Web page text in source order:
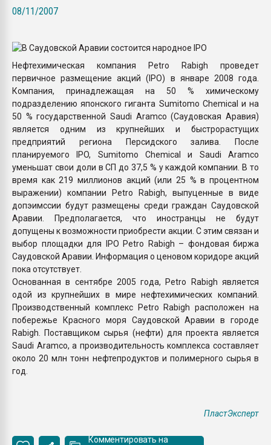
ПЕРЕЙТИ НА
08/11/2007
Нефтехимическая компания Petro Rabigh проведет
первичное размещение акций (IPO) в январе 2008 года.
Компания, принадлежащая на 50 % химическому
подразделению японского гиганта Sumitomo Chemical и на
50 % государственной Saudi Aramco (Саудовская Аравия)
является одним из крупнейших и быстрорастущих
предприятий региона Персидского залива. После
планируемого IPO, Sumitomo Chemical и Saudi Aramco
уменьшат свои доли в СП до 37,5 % у каждой компании. В то
время как 219 миллионов акций (или 25 % в процентном
выражении) компании Petro Rabigh, выпуценные в виде
допэимссии будут размещены среди граждан Саудовской
Аравии. Предполагается, что иностранцы не будут
допущены к возможности приобрести акции. С этим связан и
выбор площадки для IPO Petro Rabigh – фондовая биржа
Саудовской Аравии. Информация о ценовом коридоре акций
пока отсутствует.
Основанная в сентябре 2005 года, Petro Rabigh является
одой из крупнейших в мире нефтехимических компаний.
Производственный комплекс Petro Rabigh расположен на
побережье Красного моря Саудовской Аравии в городе
Rabigh. Поставщиком сырья (нефти) для проекта является
Saudi Aramco, а производительность комплекса составляет
около 20 млн тонн нефтепродуктов и полимерного сырья в
год.
ПластЭксперт
Комментировать на